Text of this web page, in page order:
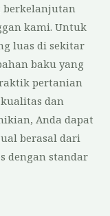
berkelanjutan
kami. Untuk
luas di sekitar
baku yang
pertanian
dan
Anda dapat
berasal dari
dengan standar